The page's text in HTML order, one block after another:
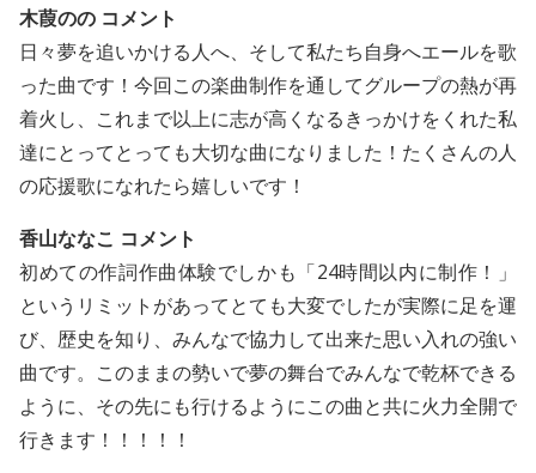
木葭のの コメント
日々夢を追いかける人へ、そして私たち自身へエールを歌
った曲です！今回この楽曲制作を通してグループの熱が再
着火し、これまで以上に志が高くなるきっかけをくれた私
達にとってとっても大切な曲になりました！たくさんの人
の応援歌になれたら嬉しいです！
香山ななこ コメント
初めての作詞作曲体験でしかも「24時間以内に制作！」
というリミットがあってとても大変でしたが実際に足を運
び、歴史を知り、みんなで協力して出来た思い入れの強い
曲です。このままの勢いで夢の舞台でみんなで乾杯できる
ように、その先にも行けるようにこの曲と共に火力全開で
行きます！！！！！